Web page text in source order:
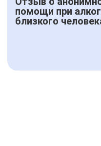
помощи при
близкого